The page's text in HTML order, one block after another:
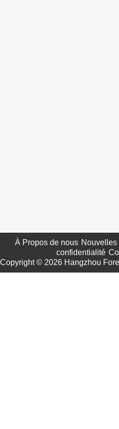
À Propos de nous Nouvelles
confidentialité
Copyright © 2026 Hangzhou